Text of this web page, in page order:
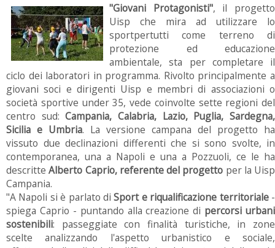
"Giovani Protagonisti", il progetto
Uisp che mira ad utilizzare lo
sportpertutti come terreno di
protezione ed educazione
ambientale, sta per completare il
ciclo dei laboratori in programma. Rivolto principalmente a
giovani soci e dirigenti Uisp e membri di associazioni o
società sportive under 35, vede coinvolte sette regioni del
centro sud:Campania, Calabria, Lazio, Puglia, Sardegna,
Sicilia e Umbria. La versione campana del progetto ha
vissuto due declinazioni differenti che si sono svolte, in
contemporanea, una a Napoli e una a Pozzuoli, ce le ha
descritteAlberto Caprio, referente del progetto per la Uisp
Campania.
"A Napoli si è parlato diSport e riqualificazione territoriale-
spiega Caprio - puntando alla creazione di percorsi urbani
sostenibili: passeggiate con finalità turistiche, in zone
scelte analizzando l'aspetto urbanistico e sociale,